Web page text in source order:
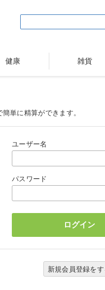
健康 雑貨
単に精算ができます。
ユーザー名
パスワード
新規会員登録をす